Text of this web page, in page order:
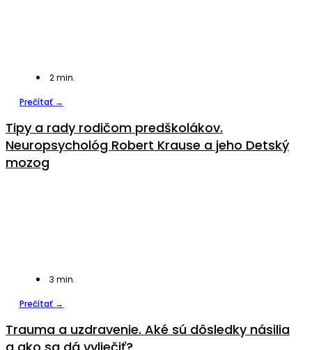
2min.
Prečítať →
Tipy a rady rodičom predškolákov.
Neuropsychológ Robert Krause a jeho Detský
mozog
3 min.
Prečítať →
Trauma a uzdravenie. Aké sú dôsledky násilia